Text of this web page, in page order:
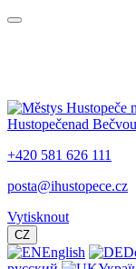
Hustopečenad Bečvou
+420 581 626 111
posta@ihustopece.cz
Vytisknout
CZ
English